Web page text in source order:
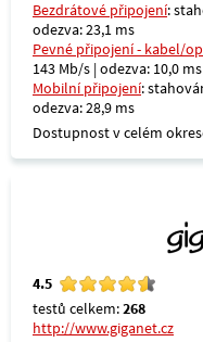
Bezdrátové připojení:
odezva: 23,1 ms
Pevné připojení - kabel/
143 Mb/s | odezva: 10,0 ms
Mobilní připojení:
odezva: 28,9 ms
Dostupnost v celém
4.5
testů celkem:268
http://www.giganet.cz